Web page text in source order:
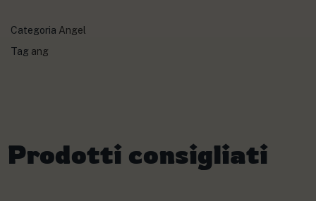
Categoria Angel
Tag ang
Prodotti consigliati